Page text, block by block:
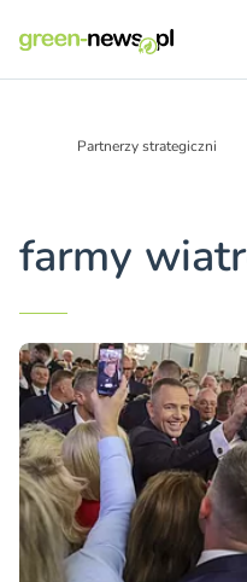
Partnerzy strategiczni
farmy